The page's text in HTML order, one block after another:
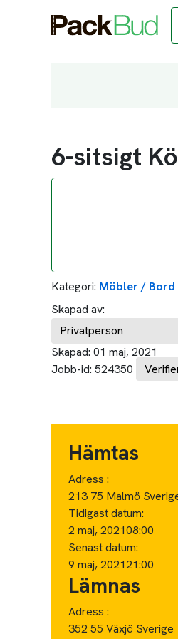
6-sitsigt
Kategori: Möbler / Bord
Skapad av:
Privatperson
Skapad: 01 maj, 2021
Jobb-id: 524350
Hämtas
Adress :
213 75 Malmö
Tidigast datum:
2 maj, 202108:00
Senast datum:
9 maj, 202121:00
Lämnas
Adress :
352 55 Växjö Sverige